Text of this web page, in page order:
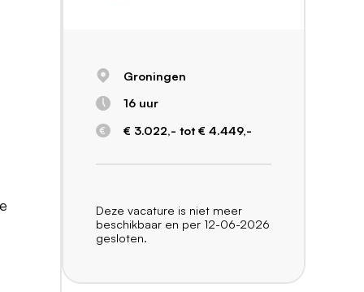
Groningen
16 uur
€ 3.022,- tot € 4.449,-
Deze vacature is niet meer
beschikbaar en per 12-06-2026
gesloten.